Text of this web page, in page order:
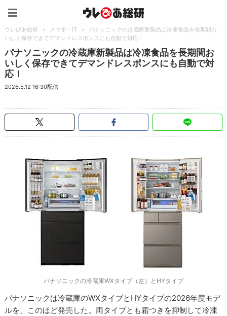
ウレぴあ総研 > スマホ・IT >
パナソニックの冷蔵庫新製品は冷凍食品を長期間お
いしく保存できてデマンドレスポンスにも自動で対応！
パナソニックの冷蔵庫新製品は冷凍食品を長期間お
いしく保存できてデマンドレスポンスにも自動で対
応！
2026.5.12 16:30配信
パナソニックの冷蔵庫WXタイプ（左）とHYタイプ
パナソニックは冷蔵庫のWXタイプとHYタイプの2026年度モデ
ルを、このほど発売した。両タイプとも霜つきを抑制して冷凍